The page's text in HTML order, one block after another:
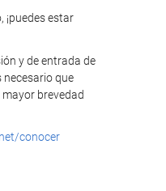
estar
y de entrada de
necesario que
brevedad
conocer